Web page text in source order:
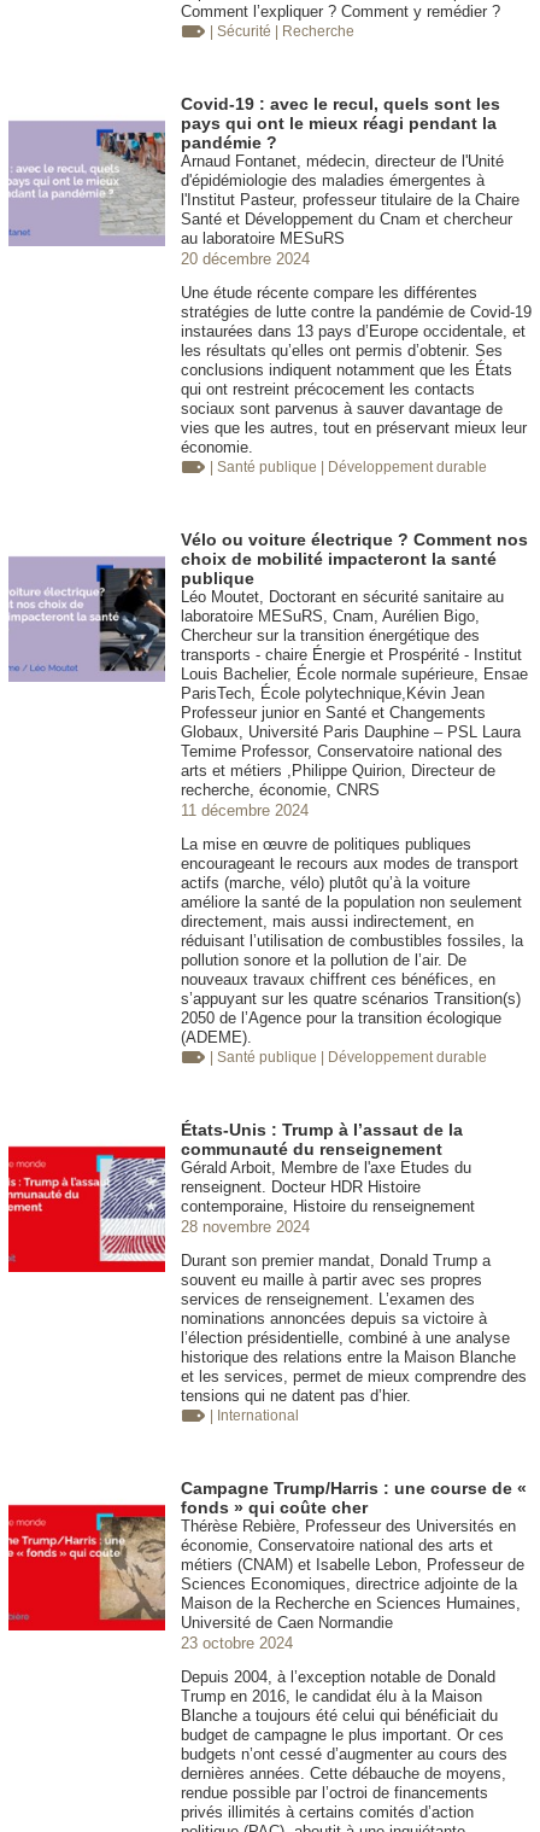
Comment l’expliquer ? Comment y remédier ?
| Sécurité | Recherche
Covid-19 : avec le recul, quels sont les
pays qui ont le mieux réagi pendant la
pandémie ?
Arnaud Fontanet, médecin, directeur de l'Unité
d'épidémiologie des maladies émergentes à
l'Institut Pasteur, professeur titulaire de la Chaire
Santé et Développement du Cnam et chercheur
au laboratoire MESuRS
20 décembre 2024
Une étude récente compare les différentes
stratégies de lutte contre la pandémie de Covid-19
instaurées dans 13 pays d’Europe occidentale, et
les résultats qu’elles ont permis d’obtenir. Ses
conclusions indiquent notamment que les États
qui ont restreint précocement les contacts
sociaux sont parvenus à sauver davantage de
vies que les autres, tout en préservant mieux leur
économie.
| Santé publique | Développement durable
Vélo ou voiture électrique ? Comment nos
choix de mobilité impacteront la santé
publique
Léo Moutet, Doctorant en sécurité sanitaire au
laboratoire MESuRS, Cnam, Aurélien Bigo,
Chercheur sur la transition énergétique des
transports - chaire Énergie et Prospérité - Institut
Louis Bachelier, École normale supérieure, Ensae
ParisTech, École polytechnique,Kévin Jean
Professeur junior en Santé et Changements
Globaux, Université Paris Dauphine – PSL Laura
Temime Professor, Conservatoire national des
arts et métiers ,Philippe Quirion, Directeur de
recherche, économie, CNRS
11 décembre 2024
La mise en œuvre de politiques publiques
encourageant le recours aux modes de transport
actifs (marche, vélo) plutôt qu’à la voiture
améliore la santé de la population non seulement
directement, mais aussi indirectement, en
réduisant l’utilisation de combustibles fossiles, la
pollution sonore et la pollution de l’air. De
nouveaux travaux chiffrent ces bénéfices, en
s’appuyant sur les quatre scénarios Transition(s)
2050 de l’Agence pour la transition écologique
(ADEME).
| Santé publique | Développement durable
États-Unis : Trump à l’assaut de la
communauté du renseignement
Gérald Arboit, Membre de l'axe Etudes du
renseignent. Docteur HDR Histoire
contemporaine, Histoire du renseignement
28 novembre 2024
Durant son premier mandat, Donald Trump a
souvent eu maille à partir avec ses propres
services de renseignement. L’examen des
nominations annoncées depuis sa victoire à
l’élection présidentielle, combiné à une analyse
historique des relations entre la Maison Blanche
et les services, permet de mieux comprendre des
tensions qui ne datent pas d’hier.
| International
Campagne Trump/Harris : une course de «
fonds » qui coûte cher
Thérèse Rebière, Professeur des Universités en
économie, Conservatoire national des arts et
métiers (CNAM) et Isabelle Lebon, Professeur de
Sciences Economiques, directrice adjointe de la
Maison de la Recherche en Sciences Humaines,
Université de Caen Normandie
23 octobre 2024
Depuis 2004, à l’exception notable de Donald
Trump en 2016, le candidat élu à la Maison
Blanche a toujours été celui qui bénéficiait du
budget de campagne le plus important. Or ces
budgets n’ont cessé d’augmenter au cours des
dernières années. Cette débauche de moyens,
rendue possible par l’octroi de financements
privés illimités à certains comités d’action